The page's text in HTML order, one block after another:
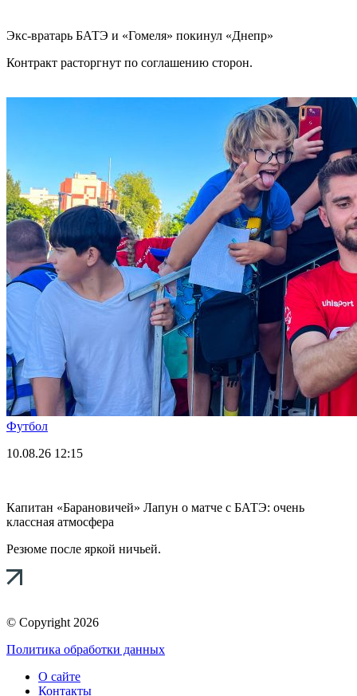
Экс-вратарь БАТЭ и «Гомеля» покинул «Днепр»
Контракт расторгнут по соглашению сторон.
Футбол
10.08.26 12:15
Капитан «Барановичей» Лапун о матче с БАТЭ: очень
классная атмосфера
Резюме после яркой ничьей.
© Copyright 2026
Политика обработки данных
О сайте
Контакты